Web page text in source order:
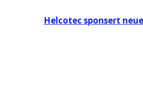
Helcotec sponsert